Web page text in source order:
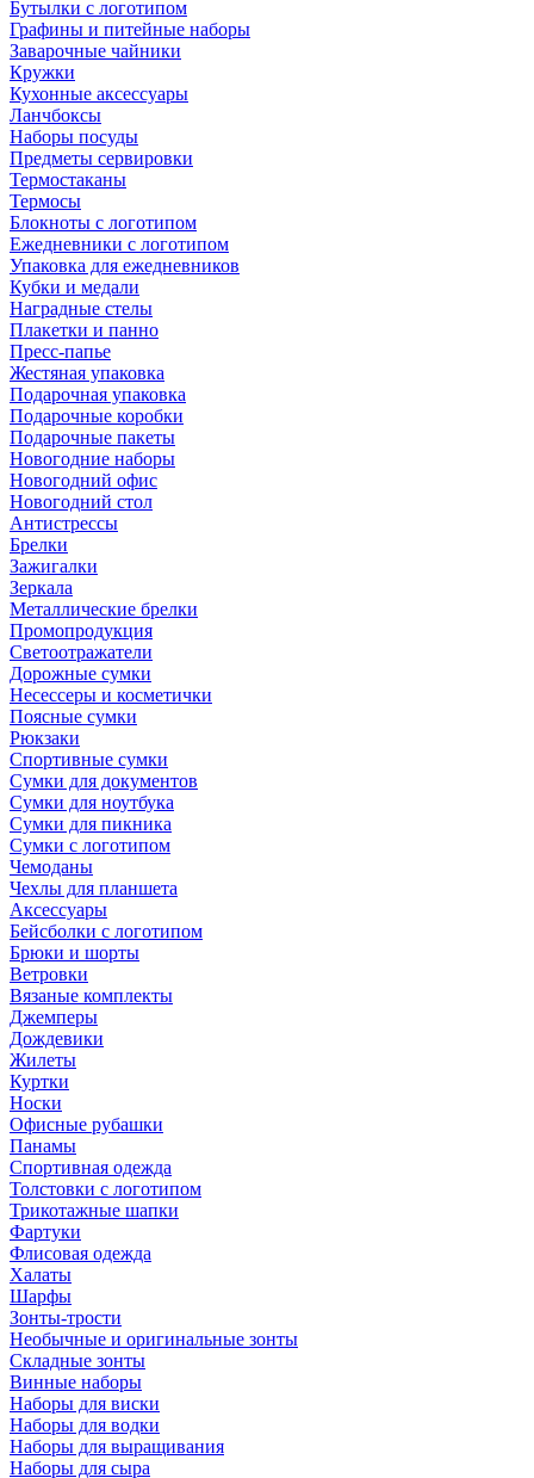
Бутылки с логотипом
Графины и питейные наборы
Заварочные чайники
Кружки
Кухонные аксессуары
Ланчбоксы
Наборы посуды
Предметы сервировки
Термостаканы
Термосы
Блокноты с логотипом
Ежедневники с логотипом
Упаковка для ежедневников
Кубки и медали
Наградные стелы
Плакетки и панно
Пресс-папье
Жестяная упаковка
Подарочная упаковка
Подарочные коробки
Подарочные пакеты
Новогодние наборы
Новогодний офис
Новогодний стол
Антистрессы
Брелки
Зажигалки
Зеркала
Металлические брелки
Промопродукция
Светоотражатели
Дорожные сумки
Несессеры и косметички
Поясные сумки
Рюкзаки
Спортивные сумки
Сумки для документов
Сумки для ноутбука
Сумки для пикника
Сумки с логотипом
Чемоданы
Чехлы для планшета
Аксессуары
Бейсболки с логотипом
Брюки и шорты
Ветровки
Вязаные комплекты
Джемперы
Дождевики
Жилеты
Куртки
Носки
Офисные рубашки
Панамы
Спортивная одежда
Толстовки с логотипом
Трикотажные шапки
Фартуки
Флисовая одежда
Халаты
Шарфы
Зонты-трости
Необычные и оригинальные зонты
Складные зонты
Винные наборы
Наборы для виски
Наборы для водки
Наборы для выращивания
Наборы для сыра